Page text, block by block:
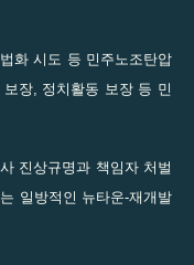
화 시도 등 민주노조탄압
장, 정치활동 보장 등 민
진상규명과 책임자 처벌
일방적인 뉴타운-재개발